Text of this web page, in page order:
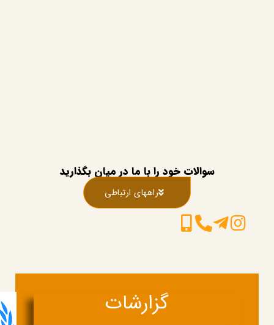
سوالات خود را با ما در میان بگذارید
راههای ارتباطی
گزارشات